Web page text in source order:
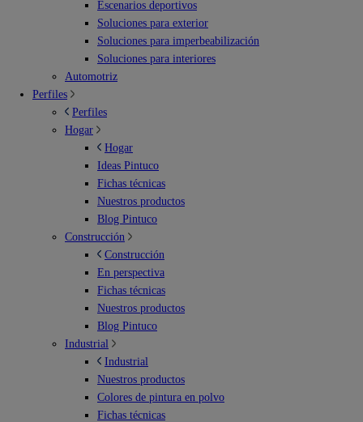
Escenarios deportivos
Soluciones para exterior
Soluciones para imperbeabilización
Soluciones para interiores
Automotriz
Perfiles
Perfiles
Hogar
Hogar
Ideas Pintuco
Fichas técnicas
Nuestros productos
Blog Pintuco
Construcción
Construcción
En perspectiva
Fichas técnicas
Nuestros productos
Blog Pintuco
Industrial
Industrial
Nuestros productos
Colores de pintura en polvo
Fichas técnicas